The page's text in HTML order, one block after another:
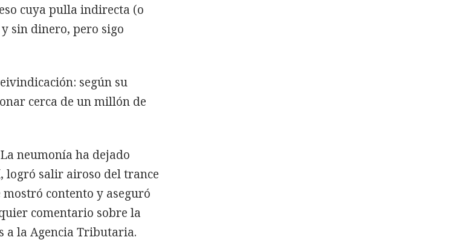
cuya pulla indirecta (o
sin dinero, pero sigo
según su
cerca de un millón de
neumonía ha dejado
logró salir airoso del trance
contento y aseguró
comentario sobre la
a la Agencia Tributaria.